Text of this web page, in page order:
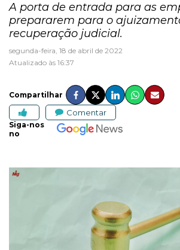
A porta de entrada para as
prepararem para o
recuperação judicial.
segunda-feira, 18 de abril de 2022
Atualizado às 16:37
Compartilhar
Comentar
Siga-nos
no